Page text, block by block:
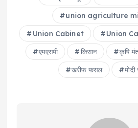
union agriculture
Union Cabinet Union
एमएसपी किसान कृषि
खरीफ फसल